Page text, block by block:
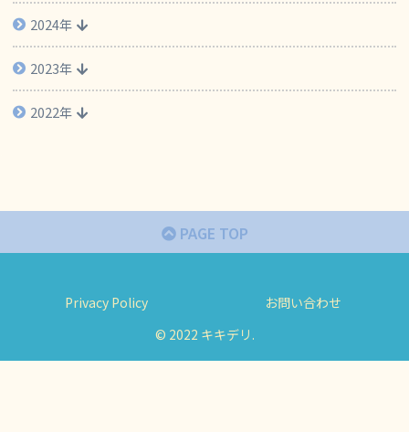
2024年
2023年
2022年
PAGE TOP
Privacy Policy
お問い合わせ
© 2022 キキデリ.